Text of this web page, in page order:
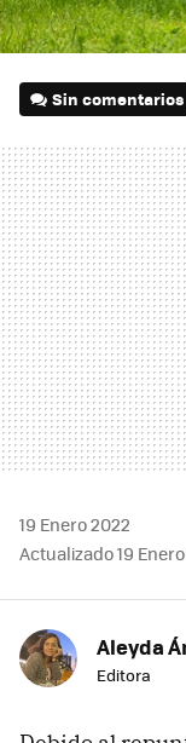
Sin comentarios
19 Enero 2022
Actualizado 19
Aleyda
Editora